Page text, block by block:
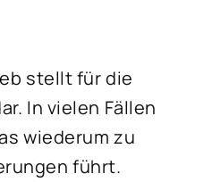
stellt für die
In vielen Fällen
wiederum zu
führt.